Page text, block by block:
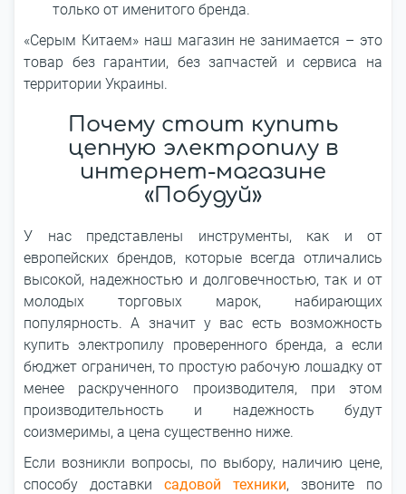
только от именитого бренда.
«Серым Китаем» наш магазин не занимается – это
товар без гарантии, без запчастей и сервиса на
территории Украины.
Почему стоит купить
цепную электропилу в
интернет-магазине
«Побудуй»
У нас представлены инструменты, как и от
европейских брендов, которые всегда отличались
высокой, надежностью и долговечностью, так и от
молодых торговых марок, набирающих
популярность. А значит у вас есть возможность
купить электропилу проверенного бренда, а если
бюджет ограничен, то простую рабочую лошадку от
менее раскрученного производителя, при этом
производительность и надежность будут
соизмеримы, а цена существенно ниже.
Если возникли вопросы, по выбору, наличию цене,
способу доставки садовой техники, звоните по